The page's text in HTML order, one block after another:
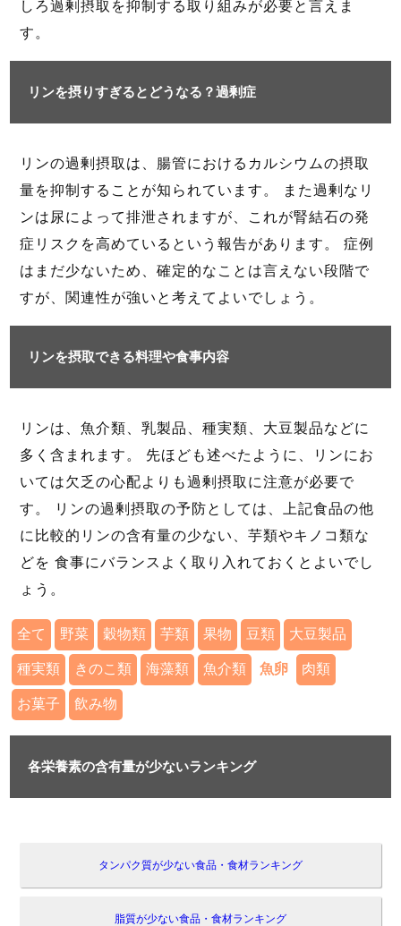
しろ過剰摂取を抑制する取り組みが必要と言えま
す。
リンを摂りすぎるとどうなる？過剰症
リンの過剰摂取は、腸管におけるカルシウムの摂取
量を抑制することが知られています。 また過剰なリ
ンは尿によって排泄されますが、これが腎結石の発
症リスクを高めているという報告があります。 症例
はまだ少ないため、確定的なことは言えない段階で
すが、関連性が強いと考えてよいでしょう。
リンを摂取できる料理や食事内容
リンは、魚介類、乳製品、種実類、大豆製品などに
多く含まれます。 先ほども述べたように、リンにお
いては欠乏の心配よりも過剰摂取に注意が必要で
す。 リンの過剰摂取の予防としては、上記食品の他
に比較的リンの含有量の少ない、芋類やキノコ類な
どを 食事にバランスよく取り入れておくとよいでし
ょう。
全て 野菜 穀物類 芋類 果物 豆類 大豆製品
種実類 きのこ類 海藻類 魚介類 魚卵 肉類
お菓子 飲み物
各栄養素の含有量が少ないランキング
タンパク質が少ない食品・食材ランキング
脂質が少ない食品・食材ランキング